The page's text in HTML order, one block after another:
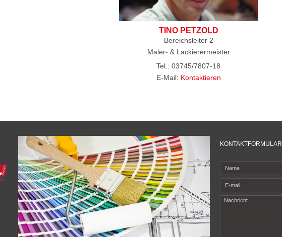
TINO PETZOLD
Bereichsleiter 2
Maler- & Lackierermeister
Tel.: 03745/7807-18
E-Mail: Kontaktieren
KONTAKTFORMULAR